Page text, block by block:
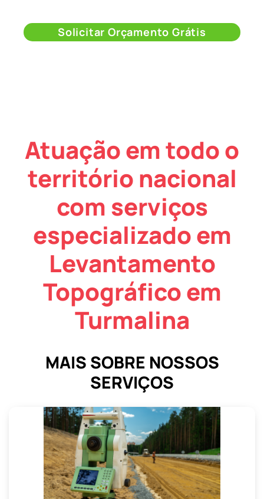
Solicitar Orçamento Grátis
Atuação em todo o
território nacional
com serviços
especializado em
Levantamento
Topográfico em
Turmalina
MAIS SOBRE NOSSOS
SERVIÇOS